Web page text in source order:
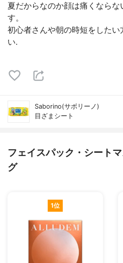
夏だからなのか顔は痛くならな
す。
初心者さんや朝の時短をした
い.
Saborino(サボリーノ)
目ざまシート
フェイスパック・シート
グ
1位